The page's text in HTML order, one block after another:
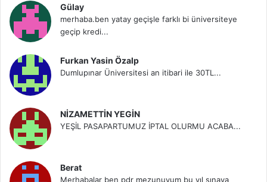
Gülay
merhaba.ben yatay geçişle farklı bi üniversiteye
geçip kredi...
Furkan Yasin Özalp
Dumlupınar Üniversitesi an itibari ile 30TL...
NİZAMETTİN YEGİN
YEŞİL PASAPARTUMUZ İPTAL OLURMU ACABA...
Berat
Merhabalar ben pdr mezunuyum bu yıl sınava